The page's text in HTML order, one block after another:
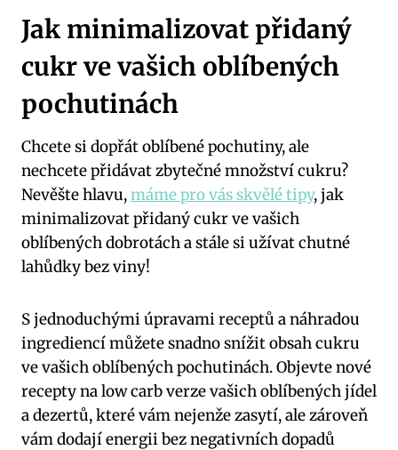
Jak minimalizovat přidaný
cukr ve vašich oblíbených
pochutinách
Chcete si dopřát oblíbené pochutiny, ale
nechcete přidávat zbytečné množství cukru?
Nevěšte hlavu,máme pro vás skvělé tipy, jak
minimalizovat přidaný cukr ve vašich
oblíbených dobrotách a stále si užívat chutné
lahůdky bez viny!
S jednoduchými úpravami receptů a náhradou
ingrediencí můžete snadno snížit obsah cukru
ve vašich oblíbených pochutinách. Objevte nové
recepty na low carb verze vašich oblíbených jídel
a dezertů, které vám nejenže zasytí, ale zároveň
vám dodají energii bez negativních dopadů